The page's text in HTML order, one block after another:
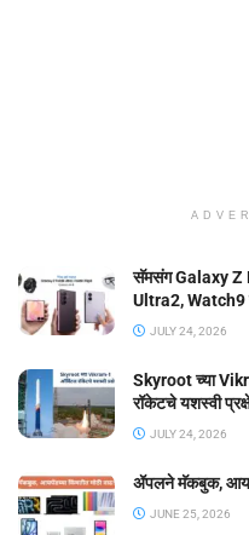
सॅमसंग Galaxy Z
Ultra2, Watch9
JULY 24, 2026
Skyroot च्या
रॉकेटचे यशस्वी
JULY 24, 2026
ॲपलने मॅकबुक,
JUNE 25, 2026